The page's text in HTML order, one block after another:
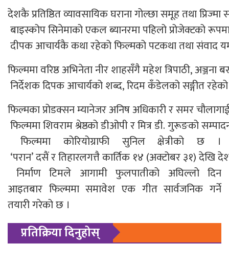
देशकै प्रतिष्ठित व्यावसायिक घराना गोल्छा समूह तथा
बाइस्कोप सिनेमाको एकल ब्यानरमा पहिलो प्रोजेक्टको
दीपक आचार्यकै कथा रहेको फिल्मको पटकथा तथा संवाद
फिल्ममा वरिष्ठ अभिनेता नीर शाहसँगै महेश त्रिपाठी,
निर्देशक दिपक आचार्यको शब्द, रिदम कँडेलको सङ्गीत
फिल्मका प्रोडक्सन म्यानेजर अनिष अधिकारी र समर
फिल्ममा शिवराम श्रेष्ठको डीओपी र मित्र डी. गुरूङको
फिल्ममा कोरियोग्राफी सुनिल क्षेत्रीको छ ।
‘परान’ दसैं र तिहारलगत्तै कार्तिक १४ (अक्टोबर ३१) देखि
निर्माण टिमले आगामी फुलपातीको अघिल्लो दिन
आइतबार फिल्ममा समावेश एक गीत सार्वजनिक गर्ने
तयारी गरेको छ ।
प्रतिक्रिया दिनुहोस्